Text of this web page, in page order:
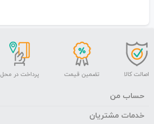
اصالت کالا تضمین قیمت پرداخت در محل
حساب من
خدمات مشتریان